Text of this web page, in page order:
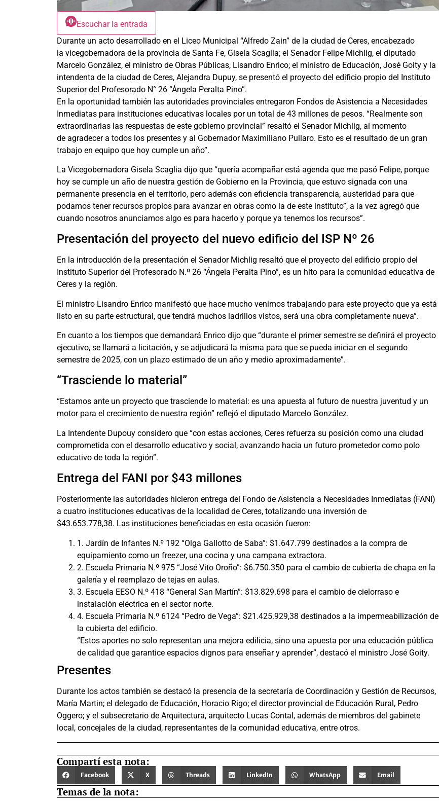
Escuchar la entrada
Durante un acto desarrollado en el Liceo Municipal “Alfredo Zain” de la ciudad de Ceres, encabezado
la vicegobernadora de la provincia de Santa Fe, Gisela Scaglia; el Senador Felipe Michlig, el diputado
Marcelo González, el ministro de Obras Públicas, Lisandro Enrico; el ministro de Educación, José Goity y la
intendenta de la ciudad de Ceres, Alejandra Dupuy, se presentó el proyecto del edificio propio del Instituto
Superior del Profesorado N° 26 “Ángela Peralta Pino”.
En la oportunidad también las autoridades provinciales entregaron Fondos de Asistencia a Necesidades
Inmediatas para instituciones educativas locales por un total de 43 millones de pesos. “Realmente son
extraordinarias las respuestas de este gobierno provincial” resaltó el Senador Michlig, al momento
de agradecer a todos los presentes y al Gobernador Maximiliano Pullaro. Esto es el resultado de un gran
trabajo en equipo que hoy cumple un año”.
La Vicegobernadora Gisela Scaglia dijo que “quería acompañar está agenda que me pasó Felipe, porque
hoy se cumple un año de nuestra gestión de Gobierno en la Provincia, que estuvo signada con una
permanente presencia en el territorio, pero además con eficiencia transparencia, austeridad para que
podamos tener recursos propios para avanzar en obras como la de este instituto”, a la vez agregó que
cuando nosotros anunciamos algo es para hacerlo y porque ya tenemos los recursos”.
Presentación del proyecto del nuevo edificio del ISP Nº 26
En la introducción de la presentación el Senador Michlig resaltó que el proyecto del edificio propio del
Instituto Superior del Profesorado N.º 26 “Ángela Peralta Pino”, es un hito para la comunidad educativa de
Ceres y la región.
El ministro Lisandro Enrico manifestó que hace mucho venimos trabajando para este proyecto que ya está
listo en su parte estructural, que tendrá muchos ladrillos vistos, será una obra completamente nueva”.
En cuanto a los tiempos que demandará Enrico dijo que “durante el primer semestre se definirá el proyecto
ejecutivo, se llamará a licitación, y se adjudicará la misma para que se pueda iniciar en el segundo
semestre de 2025, con un plazo estimado de un año y medio aproximadamente”.
“Trasciende lo material”
“Estamos ante un proyecto que trasciende lo material: es una apuesta al futuro de nuestra juventud y un
motor para el crecimiento de nuestra región” reflejó el diputado Marcelo González.
La Intendente Dupouy considero que “con estas acciones, Ceres refuerza su posición como una ciudad
comprometida con el desarrollo educativo y social, avanzando hacia un futuro prometedor como polo
educativo de toda la región”.
Entrega del FANI por $43 millones
Posteriormente las autoridades hicieron entrega del Fondo de Asistencia a Necesidades Inmediatas (FANI)
a cuatro instituciones educativas de la localidad de Ceres, totalizando una inversión de
$43.653.778,38. Las instituciones beneficiadas en esta ocasión fueron:
1. Jardín de Infantes N.º 192 “Olga Gallotto de Saba”: $1.647.799 destinados a la compra de
equipamiento como un freezer, una cocina y una campana extractora.
2. Escuela Primaria N.º 975 “José Vito Oroño”: $6.750.350 para el cambio de cubierta de chapa en la
galería y el reemplazo de tejas en aulas.
3. Escuela EESO N.º 418 “General San Martín”: $13.829.698 para el cambio de cielorraso e
instalación eléctrica en el sector norte.
4. Escuela Primaria N.º 6124 “Pedro de Vega”: $21.425.929,38 destinados a la impermeabilización de
la cubierta del edificio.
“Estos aportes no solo representan una mejora edilicia, sino una apuesta por una educación pública
de calidad que garantice espacios dignos para enseñar y aprender”, destacó el ministro José Goity.
Presentes
Durante los actos también se destacó la presencia de la secretaría de Coordinación y Gestión de Recursos,
María Martin; el delegado de Educación, Horacio Rigo; el director provincial de Educación Rural, Pedro
Oggero; y el subsecretario de Arquitectura, arquitecto Lucas Contal, además de miembros del gabinete
local, concejales de la ciudad, representantes de la comunidad educativa, entre otros.
Compartí esta nota:
Facebook X Threads LinkedIn WhatsApp Email
Temas de la nota: